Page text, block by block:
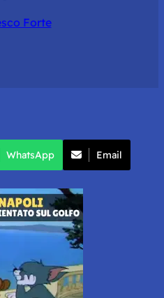
Forte
WhatsApp Email